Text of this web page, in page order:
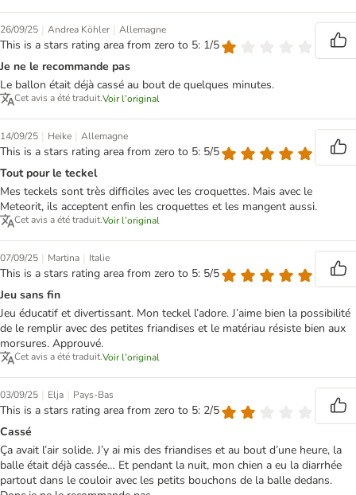
26/09/25 | Andrea Köhler | Allemagne
This is a stars rating area from zero to 5: 1/5
Je ne le recommande pas
Le ballon était déjà cassé au bout de quelques minutes.
Cet avis a été traduit.Voir l’original
14/09/25 | Heike | Allemagne
This is a stars rating area from zero to 5: 5/5
Tout pour le teckel
Mes teckels sont très difficiles avec les croquettes. Mais avec le
Meteorit, ils acceptent enfin les croquettes et les mangent aussi.
Cet avis a été traduit.Voir l’original
07/09/25 | Martina | Italie
This is a stars rating area from zero to 5: 5/5
Jeu sans fin
Jeu éducatif et divertissant. Mon teckel l’adore. J’aime bien la possibilité
de le remplir avec des petites friandises et le matériau résiste bien aux
morsures. Approuvé.
Cet avis a été traduit.Voir l’original
03/09/25 | Elja | Pays-Bas
This is a stars rating area from zero to 5: 2/5
Cassé
Ça avait l’air solide. J’y ai mis des friandises et au bout d’une heure, la
balle était déjà cassée… Et pendant la nuit, mon chien a eu la diarrhée
partout dans le couloir avec les petits bouchons de la balle dedans.